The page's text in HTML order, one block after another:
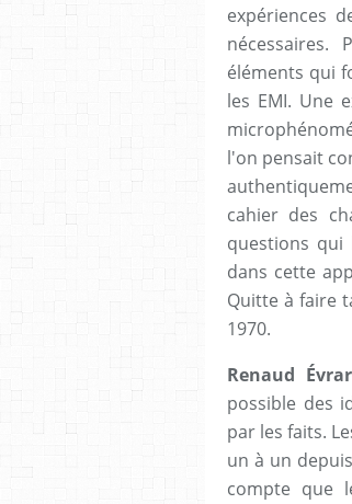
expériences
nécessaires.
éléments qui
les EMI. Une
l'on pensait
cahier des
questions qui
dans cette
Quitte à faire
1970.
Renaud
possible des
par les faits.
un à un
compte que